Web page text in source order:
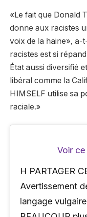
«Le fait que Donald
donne aux racistes
voix de la haine», a-
racistes est si
État aussi diversifié
libéral comme la
HIMSELF utilise sa
raciale.»
Voir
H PARTAGER
Avertissement
langage